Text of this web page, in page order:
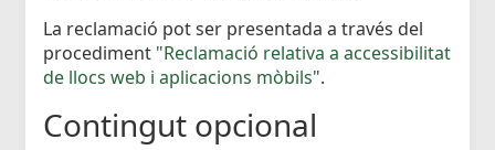
La reclamació pot ser presentada a través del
procediment "Reclamació relativa a accessibilitat
de llocs web i aplicacions mòbils".
Contingut opcional